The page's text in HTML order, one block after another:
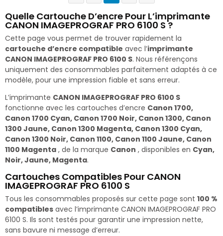
Quelle Cartouche D’encre Pour L’imprimante
CANON IMAGEPROGRAF PRO 6100 S ?
Cette page vous permet de trouver rapidement la
cartouche d’encre compatible avec l’imprimante
CANON IMAGEPROGRAF PRO 6100 S. Nous référençons
uniquement des consommables parfaitement adaptés à ce
modèle, pour une impression fiable et sans erreur.
L’imprimante CANON IMAGEPROGRAF PRO 6100 S
fonctionne avec les cartouches d’encre Canon 1700,
Canon 1700 Cyan, Canon 1700 Noir, Canon 1300, Canon
1300 Jaune, Canon 1300 Magenta, Canon 1300 Cyan,
Canon 1300 Noir, Canon 1100, Canon 1100 Jaune, Canon
1100 Magenta , de la marque Canon , disponibles en Cyan,
Noir, Jaune, Magenta.
Cartouches Compatibles Pour CANON
IMAGEPROGRAF PRO 6100 S
Tous les consommables proposés sur cette page sont 100 %
compatibles avec l’imprimante CANON IMAGEPROGRAF PRO
6100 S. Ils sont testés pour garantir une impression nette,
sans bavure ni message d’erreur.